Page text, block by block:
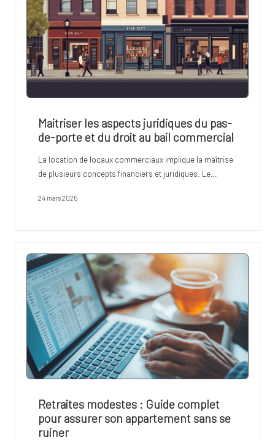
Maitriser les aspects juridiques du pas-
de-porte et du droit au bail commercial
La location de locaux commerciaux implique la maîtrise
de plusieurs concepts financiers et juridiques. Le…
24 mars 2025
Retraites modestes : Guide complet
pour assurer son appartement sans se
ruiner